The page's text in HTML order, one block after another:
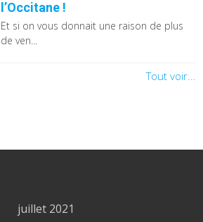
l’Occitane !
Et si on vous donnait une raison de plus
de ven...
Tout voir...
juillet 2021